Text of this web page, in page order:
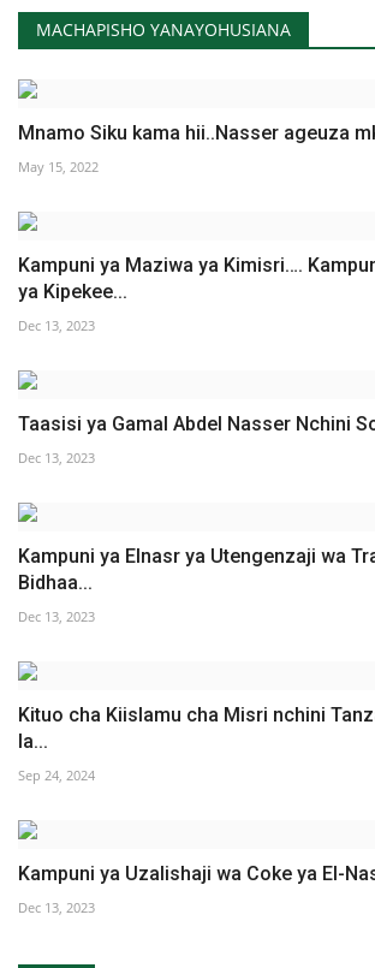
MACHAPISHO YANAYOHUSIANA
Mnamo Siku kama hii..Nasser ageuza
May 15, 2022
Kampuni ya Maziwa ya Kimisri….
ya Kipekee...
Dec 13, 2023
Taasisi ya Gamal Abdel Nasser Nchini
Dec 13, 2023
Kampuni ya Elnasr ya Utengenzaji wa
Bidhaa...
Dec 13, 2023
Kituo cha Kiislamu cha Misri nchini
la...
Sep 24, 2024
Kampuni ya Uzalishaji wa Coke ya El-
Dec 13, 2023